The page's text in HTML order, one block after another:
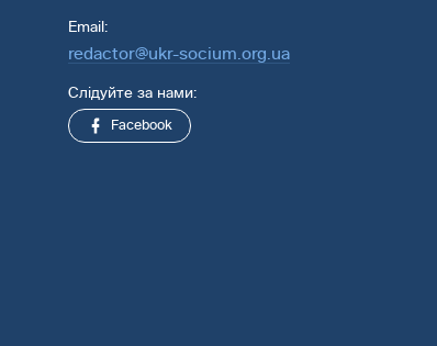
Email:
redactor@ukr-socium.org.ua
Слідуйте за нами:
Facebook